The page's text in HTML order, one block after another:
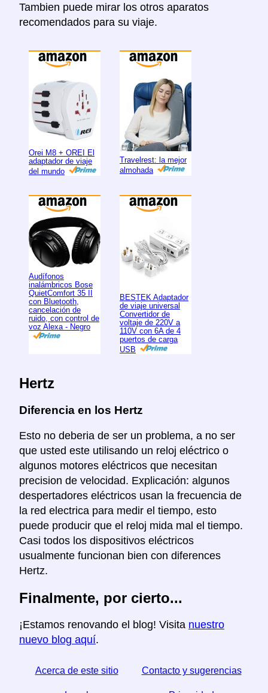
Tambien puede mirar los otros aparatos
recomendados para su viaje.
Orei M8 + OREI El
adaptador de viaje
del mundo
Travelrest: la mejor
almohada
Audífonos
inalámbricos Bose
QuietComfort 35 II
con Bluetooth,
cancelación de
ruido, con control de
voz Alexa - Negro
BESTEK Adaptador
de viaje universal
Convertidor de
voltaje de 220V a
110V con 6A de 4
puertos de carga
USB
Hertz
Diferencia en los Hertz
Esto no deberia de ser un problema, a no ser
que usted este utilisando un reloj eléctrico o
algunos motores eléctricos que necesitan
precision de velocidad. Explicación: algunos
despertadores eléctricos usan la frecuencia de
la red electrica para medir el tiempo, esto
puede producir que el reloj mida mal el tiempo.
Casi todos los dispositivos eléctricos
usualmente funcionan bien con diferences
Hertz.
Finalmente, por cierto...
¡Estamos renovando el blog! Visita nuestro
nuevo blog aquí.
Acerca de este sitio Contacto y sugerencias